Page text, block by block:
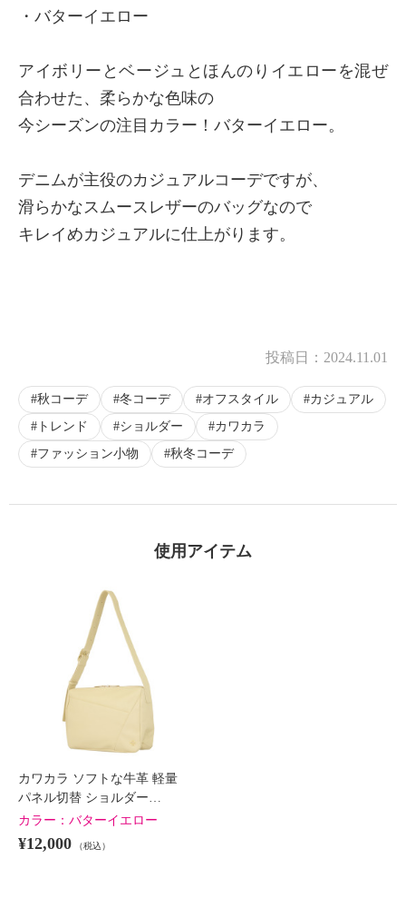
・バターイエロー
アイボリーとベージュとほんのりイエローを混ぜ
合わせた、柔らかな色味の
今シーズンの注目カラー！バターイエロー。
デニムが主役のカジュアルコーデですが、
滑らかなスムースレザーのバッグなので
キレイめカジュアルに仕上がります。
投稿日： 2024.11.01
秋コーデ 冬コーデ オフスタイル
カジュアル
トレンド
ショルダー
カワカラ
ファッション小物
秋冬コーデ
使用アイテム
カワカラ ソフトな牛革 軽量
パネル切替 ショルダー…
カラー： バターイエロー
¥12,000 （税込）